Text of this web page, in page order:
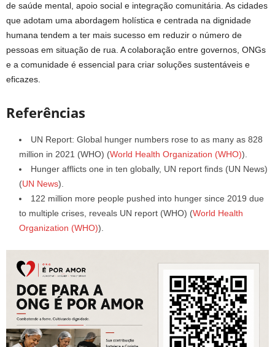
de saúde mental, apoio social e integração comunitária. As cidades
que adotam uma abordagem holística e centrada na dignidade
humana tendem a ter mais sucesso em reduzir o número de
pessoas em situação de rua. A colaboração entre governos, ONGs
e a comunidade é essencial para criar soluções sustentáveis e
eficazes.
Referências
UN Report: Global hunger numbers rose to as many as 828
million in 2021 (WHO)​ (World Health Organization (WHO))​.
Hunger afflicts one in ten globally, UN report finds (UN News)​
(UN News)​.
122 million more people pushed into hunger since 2019 due
to multiple crises, reveals UN report (WHO)​ (World Health
Organization (WHO))​.